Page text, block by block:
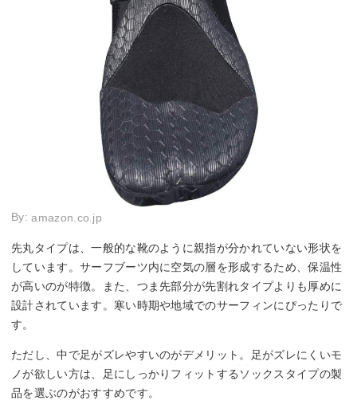
By:amazon.co.jp
先丸タイプは、一般的な靴のように親指が分かれていない形状を
しています。サーフブーツ内に空気の層を形成するため、保温性
が高いのが特徴。また、つま先部分が先割れタイプよりも厚めに
設計されています。寒い時期や地域でのサーフィンにぴったりで
す。
ただし、中で足がズレやすいのがデメリット。足がズレにくいモ
ノが欲しい方は、足にしっかりフィットするソックスタイプの製
品を選ぶのがおすすめです。